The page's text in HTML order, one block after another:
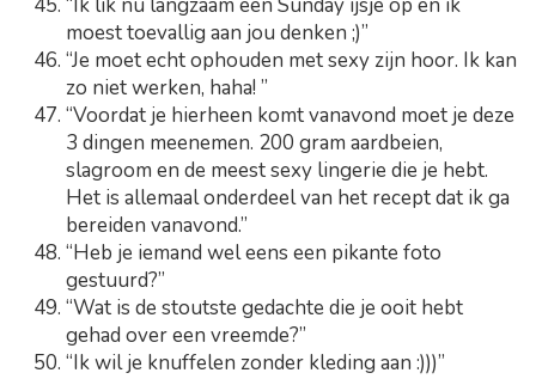
“Ik lik nu langzaam een Sunday ijsje op en ik
moest toevallig aan jou denken ;)”
“Je moet echt ophouden met sexy zijn hoor. Ik kan
zo niet werken, haha! ”
“Voordat je hierheen komt vanavond moet je deze
3 dingen meenemen. 200 gram aardbeien,
slagroom en de meest sexy lingerie die je hebt.
Het is allemaal onderdeel van het recept dat ik ga
bereiden vanavond.”
“Heb je iemand wel eens een pikante foto
gestuurd?”
“Wat is de stoutste gedachte die je ooit hebt
gehad over een vreemde?”
“Ik wil je knuffelen zonder kleding aan :)))”